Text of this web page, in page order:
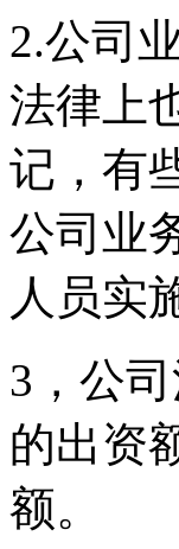
2.公司
法律上
记，有
公司业
人员实
3，公
的出资
额。